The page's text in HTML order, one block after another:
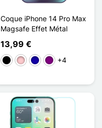
Coque iPhone 14 Pro Max
Magsafe Effet Métal
13,99 €
PretoRosaAzul Escuro
Púrpura
+4